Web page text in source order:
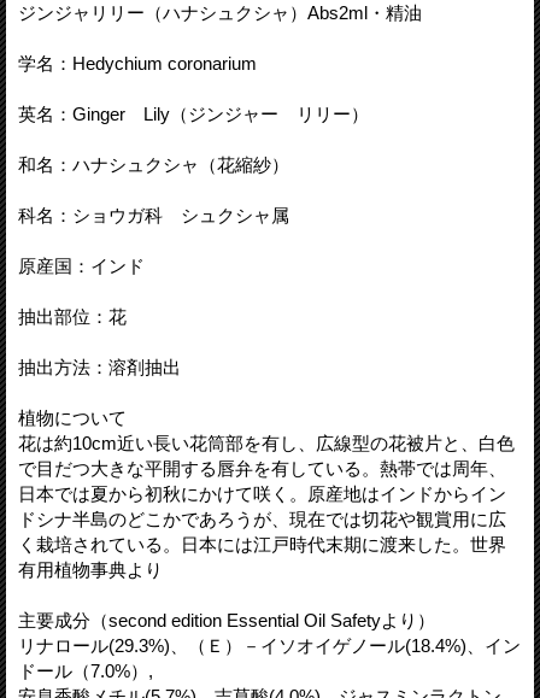
ジンジャリリー（ハナシュクシャ）Abs2ml・精油
学名：Hedychium coronarium
英名：Ginger Lily（ジンジャー リリー）
和名：ハナシュクシャ（花縮紗）
科名：ショウガ科 シュクシャ属
原産国：インド
抽出部位：花
抽出方法：溶剤抽出
植物について
花は約10cm近い長い花筒部を有し、広線型の花被片と、白色
で目だつ大きな平開する唇弁を有している。熱帯では周年、
日本では夏から初秋にかけて咲く。原産地はインドからイン
ドシナ半島のどこかであろうが、現在では切花や観賞用に広
く栽培されている。日本には江戸時代末期に渡来した。世界
有用植物事典より
主要成分（second edition Essential Oil Safetyより）
リナロール(29.3%)、（Ｅ）－イソオイゲノール(18.4%)、イン
ドール（7.0%）,